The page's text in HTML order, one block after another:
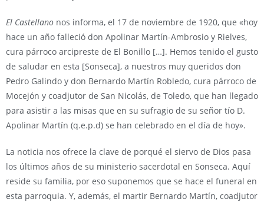
El Castellano nos informa, el 17 de noviembre de 1920, que «hoy
hace un año falleció don Apolinar Martín-Ambrosio y Rielves,
cura párroco arcipreste de El Bonillo […]. Hemos tenido el gusto
de saludar en esta [Sonseca], a nuestros muy queridos don
Pedro Galindo y don Bernardo Martín Robledo, cura párroco de
Mocejón y coadjutor de San Nicolás, de Toledo, que han llegado
para asistir a las misas que en su sufragio de su señor tío D.
Apolinar Martín (q.e.p.d) se han celebrado en el día de hoy».
La noticia nos ofrece la clave de porqué el siervo de Dios pasa
los últimos años de su ministerio sacerdotal en Sonseca. Aquí
reside su familia, por eso suponemos que se hace el funeral en
esta parroquia. Y, además, el martir Bernardo Martín, coadjutor